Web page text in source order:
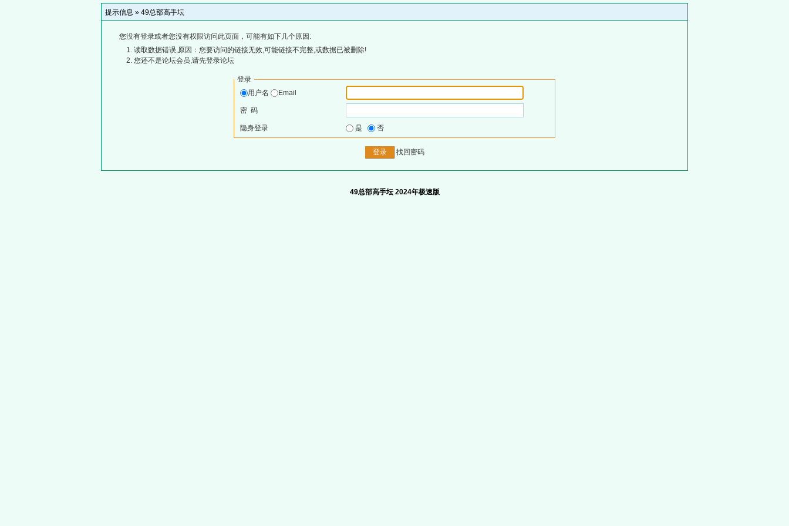
提示信息 » 49总部高手坛
您没有登录或者您没有权限访问此页面，可能有如下几个原因:
读取数据错误,原因：您要访问的链接无效,可能链接不完整,或数据已被删除!
您还不是论坛会员,请先登录论坛
登录
用户名
Email
密 码
隐身登录 是 否
找回密码
49总部高手坛 2024年极速版